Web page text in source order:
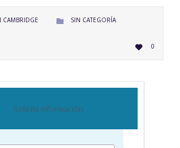
CAMBRIDGE  CATEGORY
SIN CATEGORÍA
 LOVE
IT0
Solicita información